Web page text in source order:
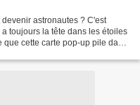
astronautes ? C'est
toujours la tête dans les étoiles
cette carte pop-up pile dans